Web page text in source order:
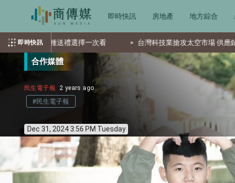
即時快訊 房地產 地方綜合
即時快訊
次看 台灣科技業搶攻太空市場 供應鏈成全球要角新星
合作媒體
民生電子報 2 years ago
#民生電子報
Dec 31, 2024 3:56 PM Tuesday